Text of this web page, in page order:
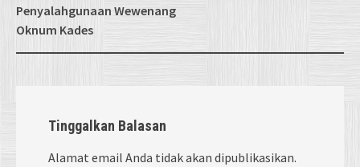
Penyalahgunaan Wewenang
Oknum Kades
Tinggalkan Balasan
Alamat email Anda tidak akan dipublikasikan.